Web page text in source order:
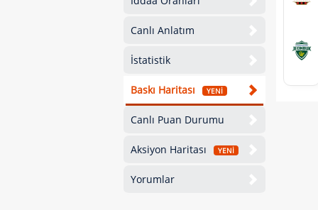
Canlı Anlatım
İstatistik
Baskı Haritası YENİ
Canlı Puan Durumu
Aksiyon Haritası YENİ
Yorumlar